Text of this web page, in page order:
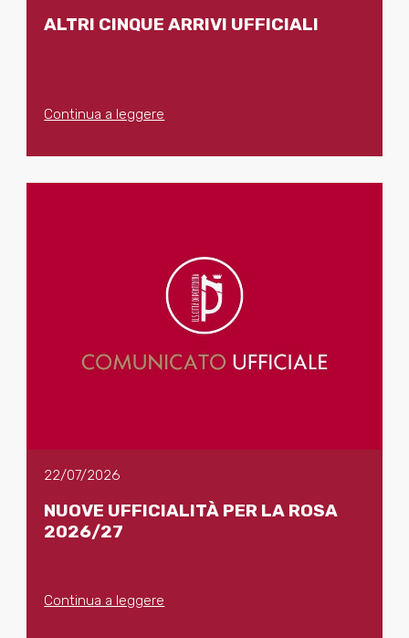
ALTRI CINQUE ARRIVI UFFICIALI
Continua a leggere
22/07/2026
NUOVE UFFICIALITÀ PER LA ROSA
2026/27
Continua a leggere